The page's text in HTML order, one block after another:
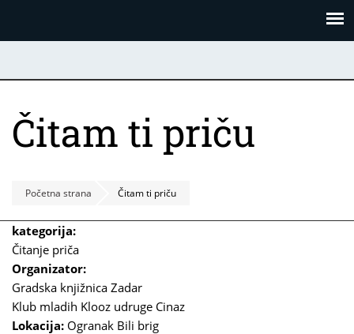
Čitam ti priču
Početna strana Čitam ti priču
kategorija:
Čitanje priča
Organizator:
Gradska knjižnica Zadar
Klub mladih Klooz udruge Cinaz
Lokacija: Ogranak Bili brig